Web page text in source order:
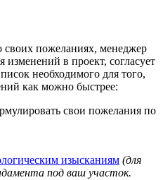
своих пожеланиях, менеджер
изменений в проект, согласует
необходимого для того,
как можно быстрее:
свои пожелания по
изысканиям (для
под ваш участок.